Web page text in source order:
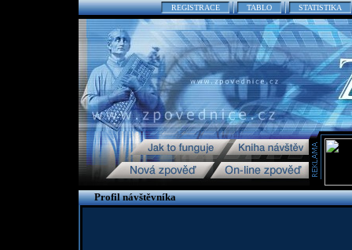
REGISTRACE TABLO STATISTIKA
Profil návštěvníka